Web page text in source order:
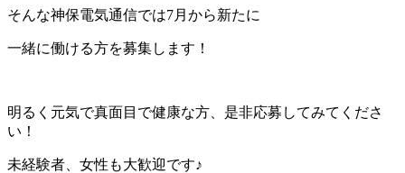
そんな神保電気通信では7月から新たに
一緒に働ける方を募集します！
明るく元気で真面目で健康な方、是非応募してみてくださ
い！
未経験者、女性も大歓迎です♪